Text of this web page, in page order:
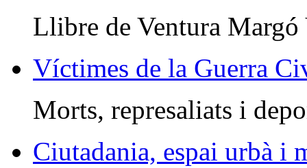
Llibre de Ventura Margó
Víctimes de la Guerra
Morts, represaliats i
Ciutadania, espai urbà i